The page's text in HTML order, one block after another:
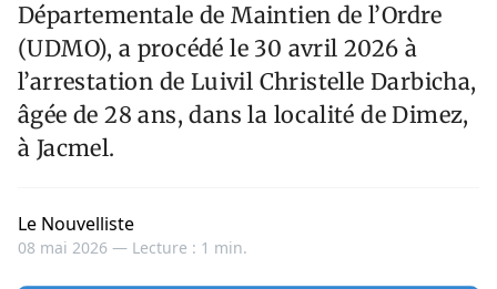
Départementale de Maintien de l’Ordre
(UDMO), a procédé le 30 avril 2026 à
l’arrestation de Luivil Christelle Darbicha,
âgée de 28 ans, dans la localité de Dimez,
à Jacmel.
Le Nouvelliste
08 mai 2026 — Lecture : 1 min.